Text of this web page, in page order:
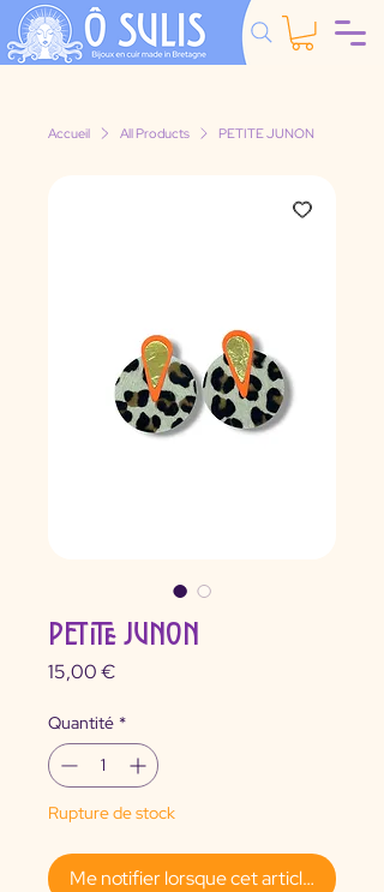
Accueil All Products PETITE JUNON
PETITE JUNON
15,00 €Prix
Quantité *
Rupture de stock
Me notifier lorsque cet article est